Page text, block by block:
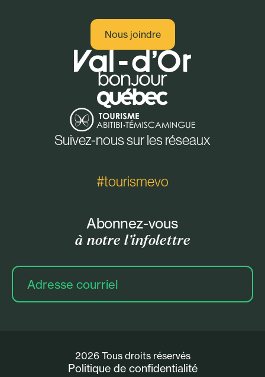
Nous joindre
Suivez-nous sur les réseaux
#tourismevo
Abonnez-vous
à notre l’infolettre
Adresse
courriel
2026 Tous droits réservés
Politique de confidentialité